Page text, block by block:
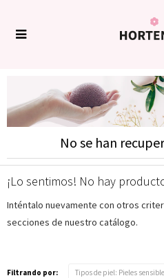

No se han
¡Lo sentimos! No hay
Inténtalo nuevamente con otros
secciones de nuestro catálogo.
Filtrando por: Tipos de piel: Pieles